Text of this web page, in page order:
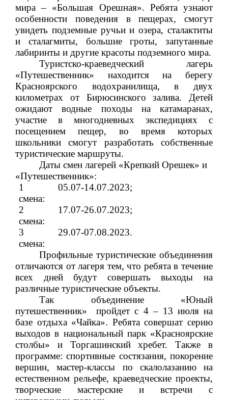
мира – «Большая Орешная». Ребята узнают
особенности поведения в пещерах, смогут
увидеть подземные ручьи и озера, сталактиты
и сталагмиты, большие гроты, запутанные
лабиринты и другие красоты подземного мира.
Туристско-краеведческий лагерь
«Путешественник» находится на берегу
Красноярского водохранилища, в двух
километрах от Бирюсинского залива. Детей
ожидают водные походы на катамаранах,
участие в многодневных экспедициях с
посещением пещер, во время которых
школьники смогут разработать собственные
туристические маршруты.
Даты смен лагерей «Крепкий Орешек» и
«Путешественник»:
1
смена:
05.07-14.07.2023;
2
смена:
17.07-26.07.2023;
3
смена:
29.07-07.08.2023.
Профильные туристические объединения
отличаются от лагеря тем, что ребята в течение
всех дней будут совершать выходы на
различные туристические объекты.
Так объединение «Юный
путешественник»
пройдет с 4 – 13 июля на
базе отдыха «Чайка». Ребята совершат серию
выходов в национальный парк «Красноярские
столбы» и Торгашинский хребет. Также в
программе: спортивные состязания, покорение
вершин, мастер-классы по скалолазанию на
естественном рельефе, краеведческие проекты,
творческие мастерские и встречи с